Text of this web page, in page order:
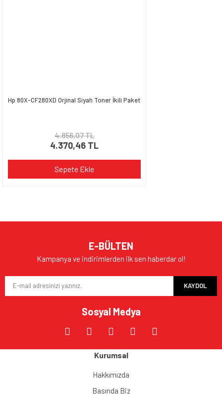
Hp 80X-CF280XD Orjinal Siyah Toner İkili Paket
4.856,07 TL
4.370,46 TL
Sepete Ekle
E-BÜLTEN
Kampanya ve indirimlerden ilk sen haberdar ol!
KAYDOL
Sosyal Medya
Kurumsal
Hakkımızda
Basında Biz